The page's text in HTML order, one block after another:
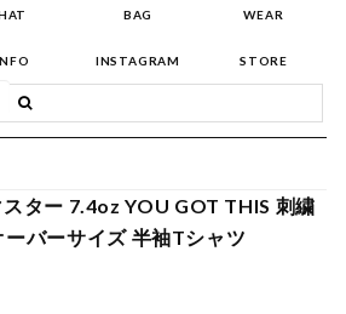
BAG WEAR
INSTAGRAM STORE
ター 7.4oz YOU GOT THIS 刺繍
ーバーサイズ 半袖Tシャツ